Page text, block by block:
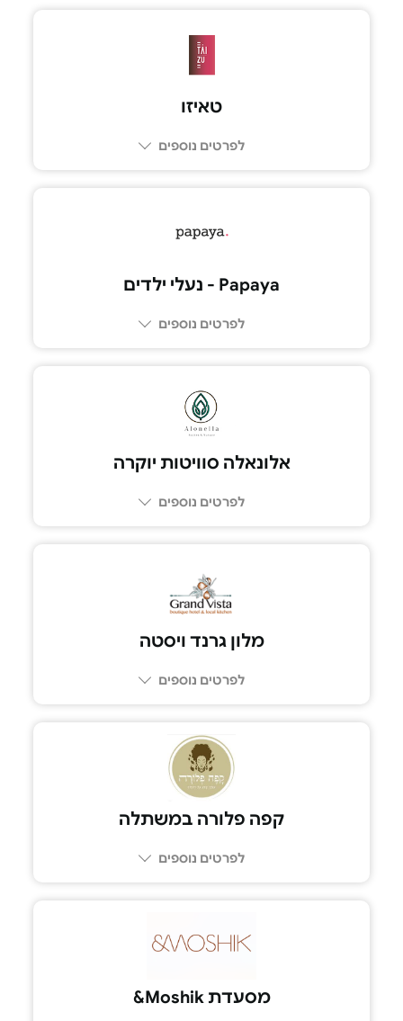
טאיזו
לפרטים נוספים
Papaya - נעלי ילדים
לפרטים נוספים
אלונאלה סוויטות יוקרה
לפרטים נוספים
מלון גרנד ויסטה
לפרטים נוספים
קפה פלורה במשתלה
לפרטים נוספים
מסעדת Moshik&